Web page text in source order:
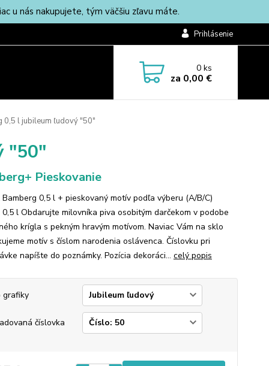
u nás nakupujete, tým väčšiu zľavu máte.
Prihlásenie
0ks
za 0,00 €
0,5 l jubileum ľudový "50"
"50"
Pieskovanie
Bamberg 0,5 l + pieskovaný motív podľa výberu (A/B/C)
0,5 l Obdarujte milovníka piva osobitým darčekom v podobe
krígla s pekným hravým motívom. Naviac Vám na sklo
motív s číslom narodenia oslávenca. Číslovku pri
napíšte do poznámky. Pozícia dekoráci... celý popis
grafiky
číslovka